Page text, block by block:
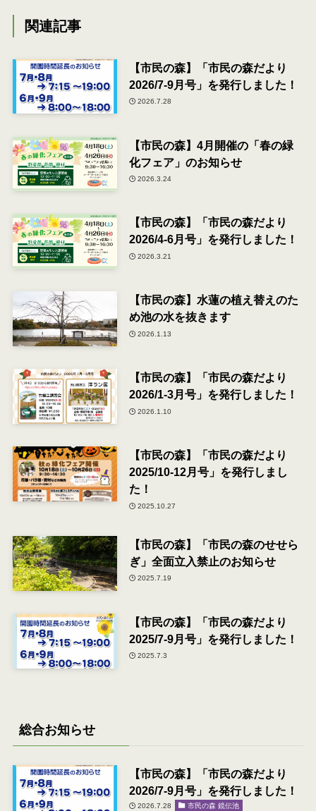
関連記事
【市民の森】「市民の森だより
2026/7-9月号」を発行しました！
2026.7.28
【市民の森】4月開催の「春の緑
化フェア」のお知らせ
2026.3.24
【市民の森】「市民の森だより
2026/4-6月号」を発行しました！
2026.3.21
【市民の森】水蓮の植え替えのた
め池の水を抜きます
2026.1.13
【市民の森】「市民の森だより
2026/1-3月号」を発行しました！
2026.1.10
【市民の森】「市民の森だより
2025/10-12月号」を発行しまし
た！
2025.10.27
【市民の森】「市民の森のせせら
ぎ」全面立入禁止のお知らせ
2025.7.19
【市民の森】「市民の森だより
2025/7-9月号」を発行しました！
2025.7.3
総合お知らせ
【市民の森】「市民の森だより
2026/7-9月号」を発行しました！
2026.7.28 市民の森 鏡伝池